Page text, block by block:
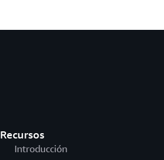
Recursos
Introducción